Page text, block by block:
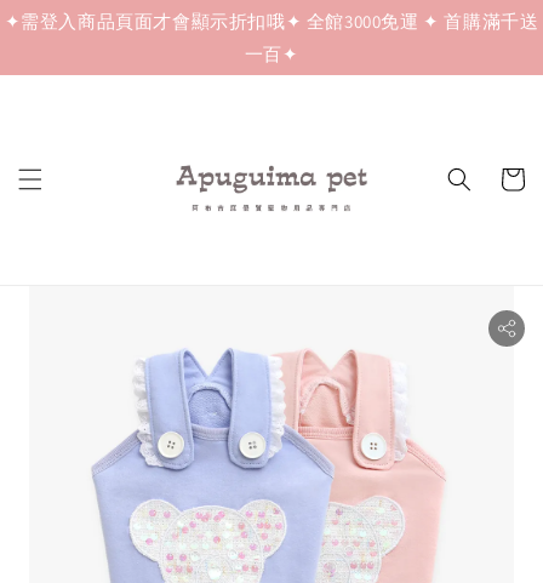
✦需登入商品頁面才會顯示折扣哦✦ 全館3000免運 ✦ 首購滿千送
一百✦